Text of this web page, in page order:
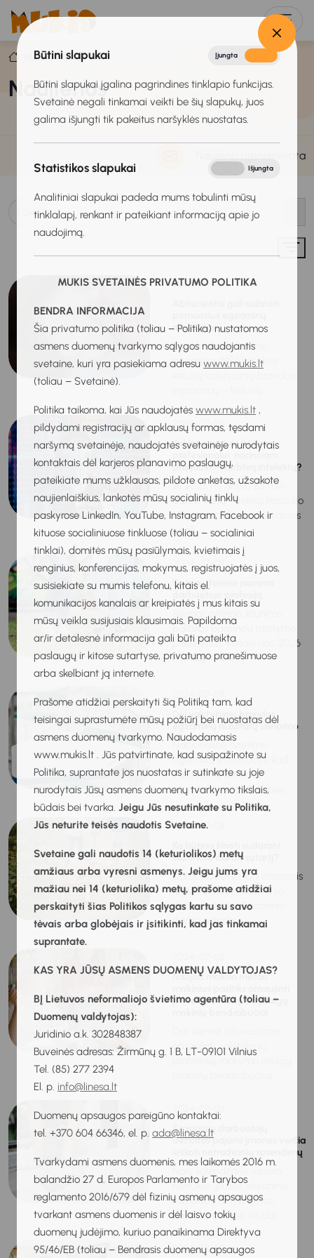
Būtini slapukai Įjungta
Būtini slapukai įgalina pagrindines tinklapio funkcijas.
Svetainė negali tinkamai veikti be šių slapukų, juos
galima išjungti tik pakeitus naršyklės nuostatas.
Statistikos slapukai Išjungta
Analitiniai slapukai padeda mums tobulinti mūsų
tinklalapį, renkant ir pateikiant informaciją apie jo
naudojimą.
MUKIS SVETAINĖS PRIVATUMO POLITIKA
BENDRA INFORMACIJA
Šia privatumo politika (toliau – Politika) nustatomos
asmens duomenų tvarkymo sąlygos naudojantis
svetaine, kuri yra pasiekiama adresu www.mukis.lt
(toliau – Svetainė).
Politika taikoma, kai Jūs naudojatės www.mukis.lt ,
pildydami registracijų ar apklausų formas, tęsdami
naršymą svetainėje, naudojatės svetainėje nurodytais
kontaktais dėl karjeros planavimo paslaugų,
pateikiate mums užklausas, pildote anketas, užsakote
naujienlaiškius, lankotės mūsų socialinių tinklų
paskyrose LinkedIn, YouTube, Instagram, Facebook ir
kituose socialiniuose tinkluose (toliau – socialiniai
tinklai), domitės mūsų pasiūlymais, kvietimais į
renginius, konferencijas, mokymus, registruojatės į juos,
susisiekiate su mumis telefonu, kitais el.
komunikacijos kanalais ar kreipiatės į mus kitais su
mūsų veikla susijusiais klausimais. Papildoma
ar/ir detalesnė informacija gali būti pateikta
paslaugų ir kitose sutartyse, privatumo pranešimuose
arba skelbiant ją internete.
Prašome atidžiai perskaityti šią Politiką tam, kad
teisingai suprastumėte mūsų požiūrį bei nuostatas dėl
asmens duomenų tvarkymo. Naudodamasis
www.mukis.lt . Jūs patvirtinate, kad susipažinote su
Politika, suprantate jos nuostatas ir sutinkate su joje
nurodytais Jūsų asmens duomenų tvarkymo tikslais,
būdais bei tvarka. Jeigu Jūs nesutinkate su Politika,
Jūs neturite teisės naudotis Svetaine.
Svetaine gali naudotis 14 (keturiolikos) metų
amžiaus arba vyresni asmenys. Jeigu jums yra
mažiau nei 14 (keturiolika) metų, prašome atidžiai
perskaityti šias Politikos sąlygas kartu su savo
tėvais arba globėjais ir įsitikinti, kad jas tinkamai
suprantate.
KAS YRA JŪSŲ ASMENS DUOMENŲ VALDYTOJAS?
BĮ Lietuvos neformaliojo švietimo agentūra (toliau –
Duomenų valdytojas):
Juridinio a.k. 302848387
Buveinės adresas: Žirmūnų g. 1 B, LT-09101 Vilnius
Tel. (85) 277 2394
El. p. info@linesa.lt
Duomenų apsaugos pareigūno kontaktai:
tel. +370 604 66346, el. p. ada@linesa.lt
Tvarkydami asmens duomenis, mes laikomės 2016 m.
balandžio 27 d. Europos Parlamento ir Tarybos
reglamento 2016/679 dėl fizinių asmenų apsaugos
tvarkant asmens duomenis ir dėl laisvo tokių
duomenų judėjimo, kuriuo panaikinama Direktyva
95/46/EB (toliau – Bendrasis duomenų apsaugos
Titulinis Naujienos
Naujienos
Naujienų prenumerata
2024-07-10
rezultatus
Nacionalinė švietimo
agentūra (NŠA) skelbia
2024-07-09
Kokios savybės būtinos
profesionalui, norinčiam
prisijaukinti dirbtinį intelektą?
Iki 2025 m. išnyks 85 mln.
darbo vietų – tokios Pasaulio
ekonomikos forumo įžvalgos
prieš...
2024-07-09
Seimas įteisino jaunimo
Seimas priėmė Jaunimo
politikos pagrindų įstatymo
pakeitimus, kuriais nuo 2026
m. nusprendė...
2024-07-09
Dėl valstybinių brandos
egzaminų rezultatų skelbimo
Nacionalinė švietimo
agentūra informuoja, kad
valstybinių brandos
egzaminų rezultatai bus...
2024-07-08
sezoninio darbo sutartį?
Darbo kodekso 100 straipsnis
reglamentuoja sezoninio
darbo sutartis. Sezoninio
darbo sutartis...
Naujais mokslo metais
profesinio mokymo įstaigų
atnaujinti valstybinių
2024-07-03
Sezoninių darbuotojų
deficitas pajūrio įmones verčia
ieškoti netradicinių sprendimų
netrukus įpusės, sezoninis
komandų formavimas
pajūrio įmonėse vis dar...
2024-07-03